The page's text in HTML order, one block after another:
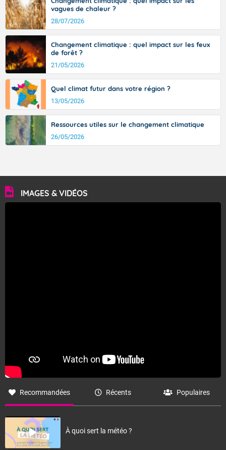
vagues de chaleur ?
28/07/2026
Changement climatique : quel impact sur les feux
de forêt ?
21/05/2026
Quel climat futur dans votre région ?
13/05/2026
Ressources utiles sur le changement climatique
26/05/2026
IMAGES & VIDÉOS
Recommandées Récents Populaires
À quoi sert la météo ?